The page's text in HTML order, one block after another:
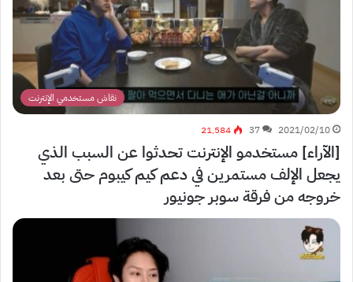
نقاش مستخدمي الإنترنت
2021/02/10
37 21٬584
[الآراء] مستخدمو الإنترنت تحدثوا عن السبب الذي
يجعل الإلف مستمرين في دعم كيم كيبوم حتى بعد
خروجه من فرقة سوبر جونيور